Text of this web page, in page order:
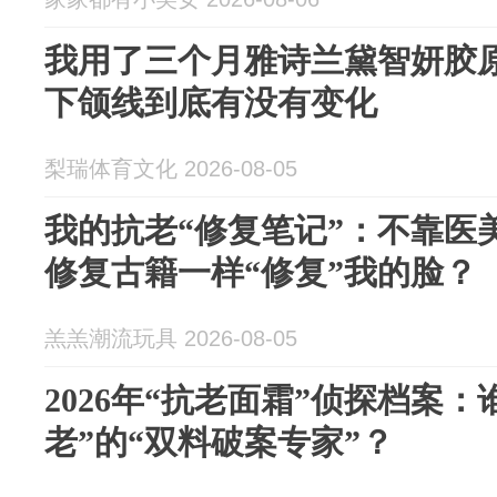
我用了三个月雅诗兰黛智妍胶
下颌线到底有没有变化
梨瑞体育文化 2026-08-05
我的抗老“修复笔记”：不靠医
修复古籍一样“修复”我的脸？
羔羔潮流玩具 2026-08-05
2026年“抗老面霜”侦探档案：
老”的“双料破案专家”？